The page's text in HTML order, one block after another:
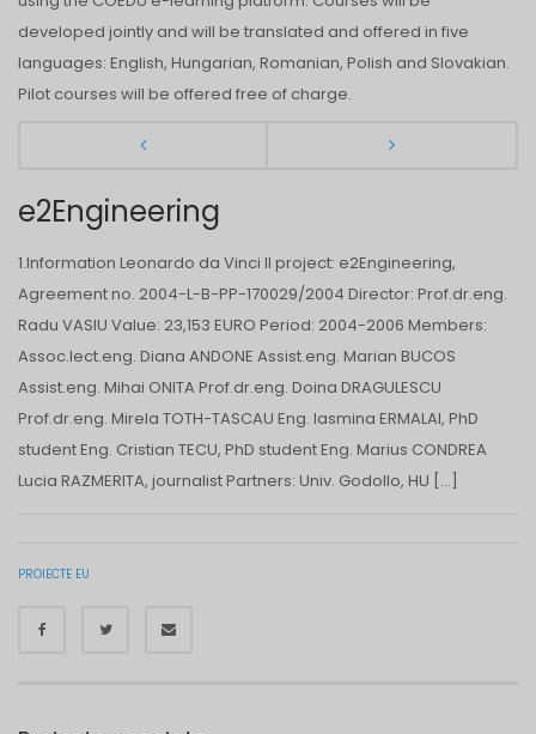
developed jointly and will be translated and offered in five
languages: English, Hungarian, Romanian, Polish and Slovakian.
Pilot courses will be offered free of charge.
e2Engineering
1.Information Leonardo da Vinci II project: e2Engineering,
Agreement no. 2004-L-B-PP-170029/2004 Director: Prof.dr.eng.
Radu VASIU Value: 23,153 EURO Period: 2004-2006 Members:
Assoc.lect.eng. Diana ANDONE Assist.eng. Marian BUCOS
Assist.eng. Mihai ONITA Prof.dr.eng. Doina DRAGULESCU
Prof.dr.eng. Mirela TOTH-TASCAU Eng. Iasmina ERMALAI, PhD
student Eng. Cristian TECU, PhD student Eng. Marius CONDREA
Lucia RAZMERITA, journalist Partners: Univ. Godollo, HU […]
PROIECTE EU